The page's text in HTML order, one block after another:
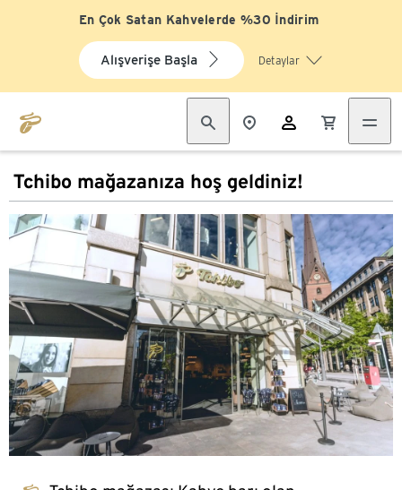
En Çok Satan Kahvelerde %30 İndirim
Alışverişe Başla Detaylar
Tchibo mağazanıza hoş geldiniz!